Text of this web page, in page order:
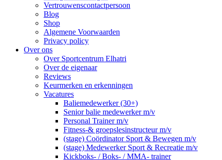
Vertrouwenscontactpersoon
Blog
Shop
Algemene Voorwaarden
Privacy policy
Over ons
Over Sportcentrum Elhatri
Over de eigenaar
Reviews
Keurmerken en erkenningen
Vacatures
Baliemedewerker (30+)
Senior balie medewerker m/v
Personal Trainer m/v
Fitness-& groepslesinstructeur m/v
(stage) Coördinator Sport & Bewegen m/v
(stage) Medewerker Sport & Recreatie m/v
Kickboks- / Boks- / MMA- trainer